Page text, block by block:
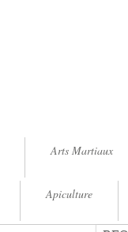
Arts Martiaux
Apiculture